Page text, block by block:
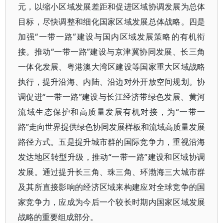
元，以缩小区域发展差距和促进区域协调发展为总体
目标，尽快调整和细化国家区域发展总体战略。四是
加强“一带一路”建设与国内区域发展策略的有机衔
接。推动“一带一路”建设与京津冀协同发展、长三角
一体化发展、粤港澳大湾区建设等国家重大区域战略
执行，提升沿海、内陆、沿边对外开放空间规划。协
调促进“一带一路”建设与长江经济带绿色发展、黄河
流域生态保护和高质量发展有机对接，为“一带一
路”走向世界提供绿色协同发展样板和流域高质量发展
路径方式。五是提升城市群的国际竞争力，重视沿海
发达地区转型升级，推动“一带一路”建设和区域协调
发展。通过提升长三角、珠三角、环渤海三大城市群
及其所直接影响的经济区域来构建应对全球竞争的国
家竞争力，应成为今后一个较长时期内国家区域发展
战略的重要组成部分。